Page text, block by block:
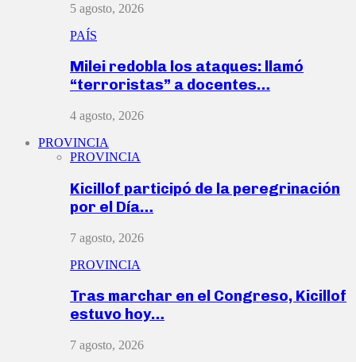
5 agosto, 2026
PAÍS
Milei redobla los ataques: llamó
“terroristas” a docentes…
4 agosto, 2026
PROVINCIA
PROVINCIA
Kicillof participó de la peregrinación
por el Día…
7 agosto, 2026
PROVINCIA
Tras marchar en el Congreso, Kicillof
estuvo hoy…
7 agosto, 2026